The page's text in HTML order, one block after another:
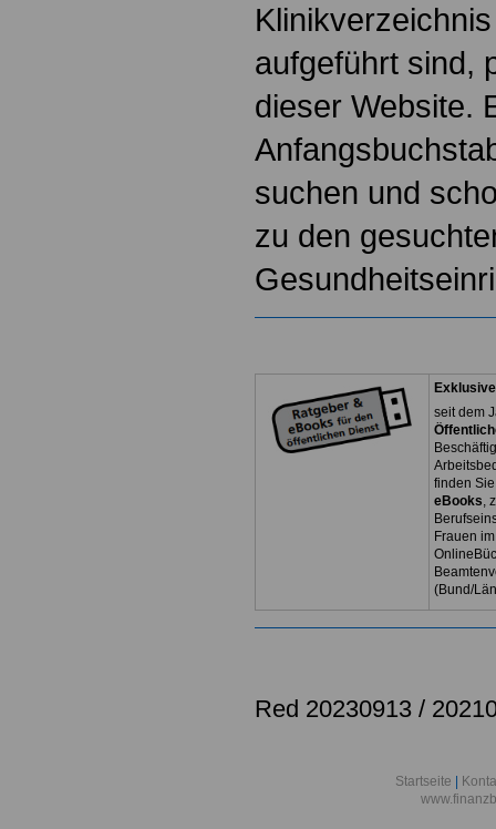
aufgeführt sind,
dieser Website.
suchen und
zu den
seit dem
finden
eBooks,
Frauen
(Bund/
Red 20230913 /
Startseite